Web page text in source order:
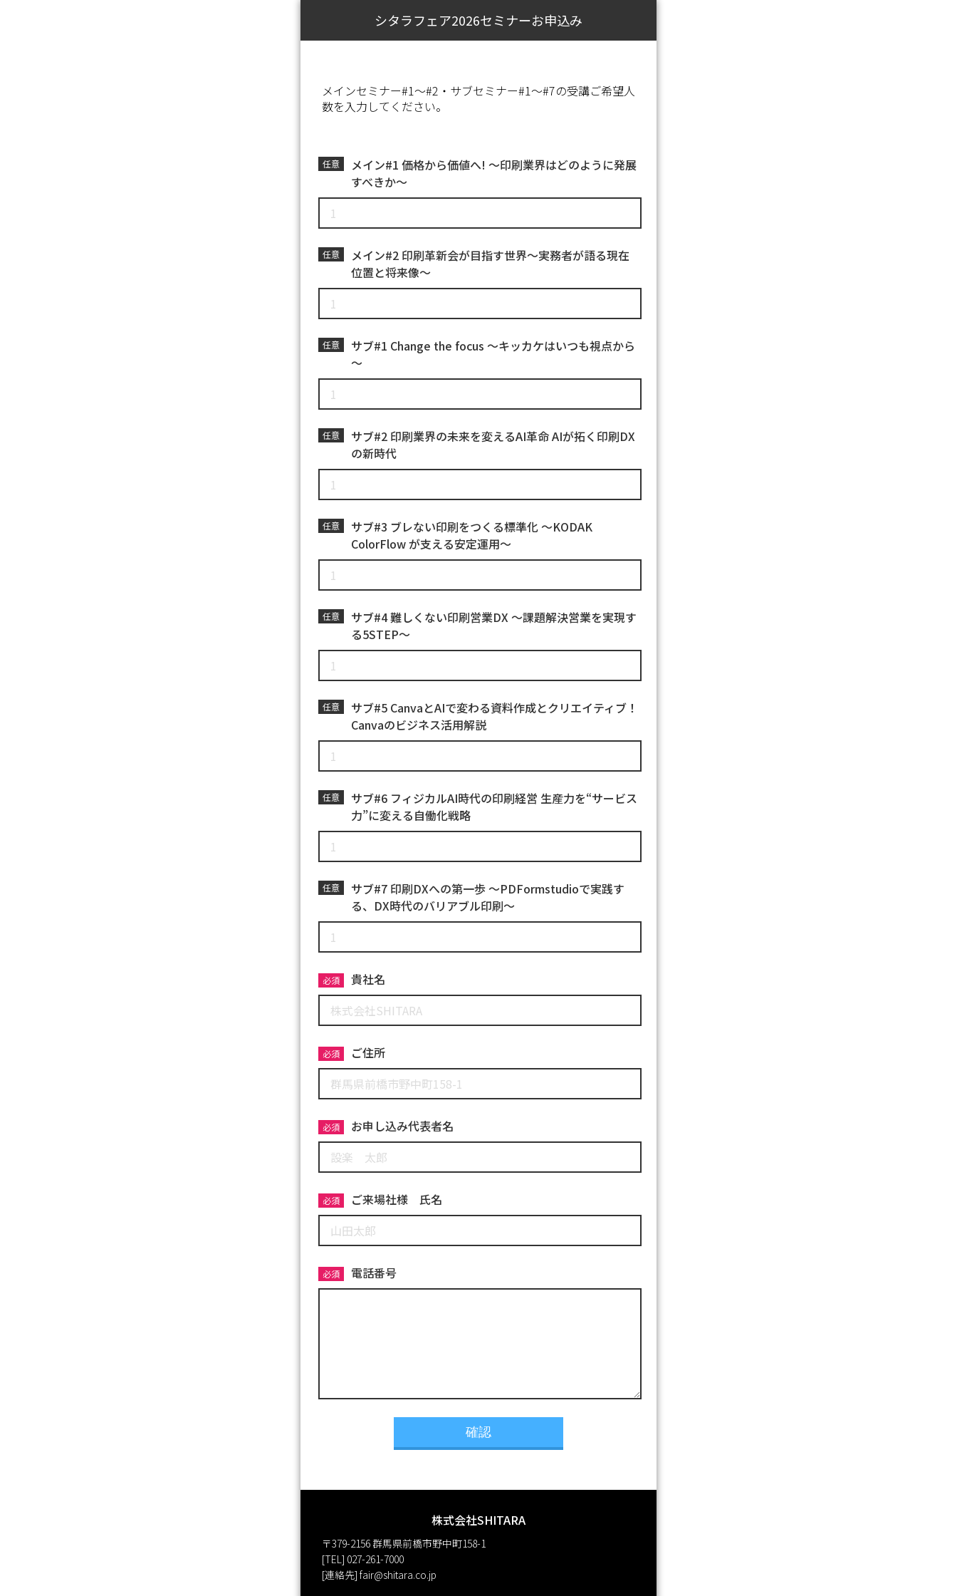
シタラフェア2026セミナーお申込み
メインセミナー#1～#2・サブセミナー#1～#7の受講ご希望人
数を入力してください。
任意
メイン#1 価格から価値へ! ～印刷業界はどのように発展
すべきか～
任意
メイン#2 印刷革新会が目指す世界～実務者が語る現在
位置と将来像～
任意
サブ#1 Change the focus ～キッカケはいつも視点から
～
任意
サブ#2 印刷業界の未来を変えるAI革命 AIが拓く印刷DX
の新時代
任意
サブ#3 ブレない印刷をつくる標準化 ～KODAK
ColorFlow が支える安定運用～
任意
サブ#4 難しくない印刷営業DX ～課題解決営業を実現す
る5STEP～
任意
サブ#5 CanvaとAIで変わる資料作成とクリエイティブ！
Canvaのビジネス活用解説
任意
サブ#6 フィジカルAI時代の印刷経営 生産力を“サービス
力”に変える自働化戦略
任意
サブ#7 印刷DXへの第一歩 ～PDFormstudioで実践す
る、DX時代のバリアブル印刷～
必須 貴社名
必須 ご住所
必須 お申し込み代表者名
必須 ご来場社様 氏名
必須 電話番号
確認
株式会社SHITARA
〒379-2156 群馬県前橋市野中町158-1
[TEL] 027-261-7000
[連絡先] fair@shitara.co.jp